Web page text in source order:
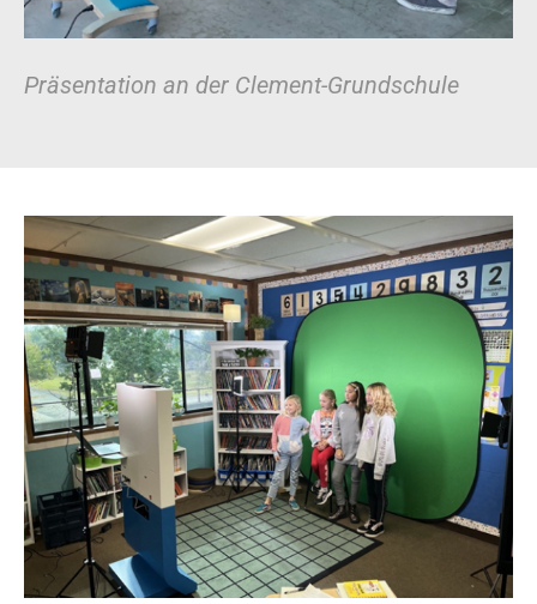
Präsentation an der Clement-Grundschule